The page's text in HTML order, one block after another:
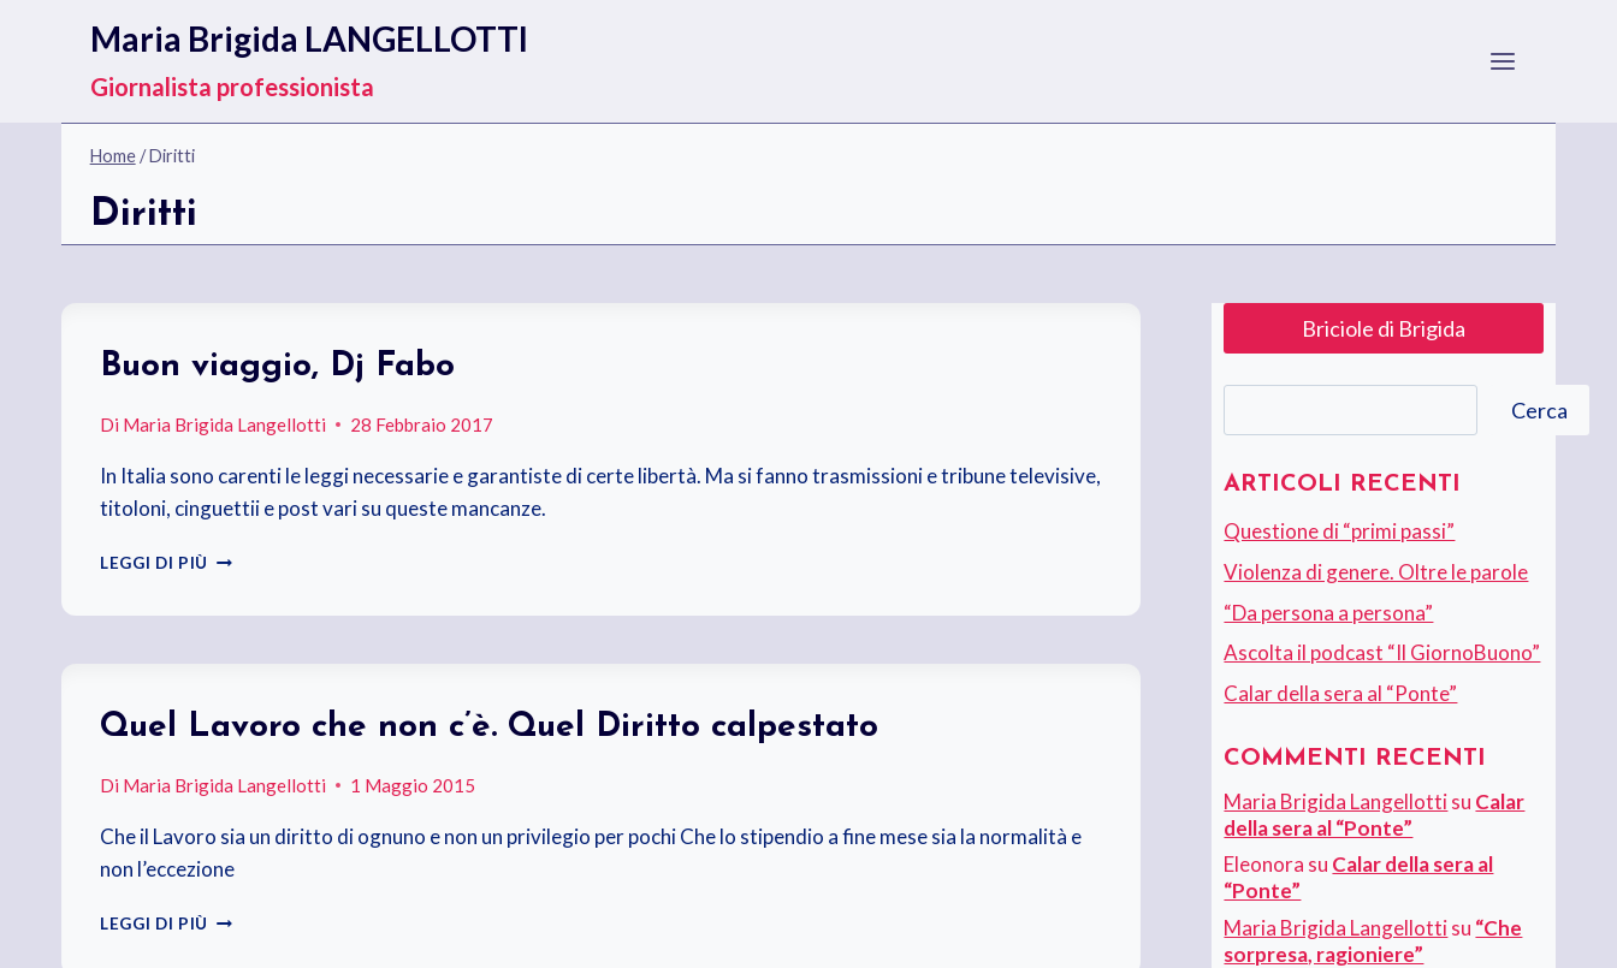
contenuto
Maria Brigida LANGELLOTTI
Giornalista professionista
Home/Diritti
Diritti
Buon viaggio, Dj Fabo
Di Maria Brigida Langellotti 28 Febbraio 2017
In Italia sono carenti le leggi necessarie e garantiste di certe libertà. Ma si fanno trasmissioni e tribune televisive,
titoloni, cinguettii e post vari su queste mancanze.
LEGGI DI PIÙ BUON
Quel Lavoro che non c’è. Quel Diritto calpestato
Di Maria Brigida Langellotti 1 Maggio 2015
Che il Lavoro sia un diritto di ognuno e non un privilegio per pochi Che lo stipendio a fine mese sia la normalità e
non l’eccezione
LEGGI DI PIÙ QUEL
Briciole di Brigida
Cerca
ARTICOLI RECENTI
Questione di “primi passi”
Violenza di genere. Oltre le parole
“Da persona a persona”
Ascolta il podcast “Il GiornoBuono”
Calar della sera al “Ponte”
COMMENTI RECENTI
Maria Brigida Langellottisu Calar
della sera al “Ponte”
Eleonora su Calar della sera al
“Ponte”
Maria Brigida Langellottisu “Che
sorpresa, ragioniere”